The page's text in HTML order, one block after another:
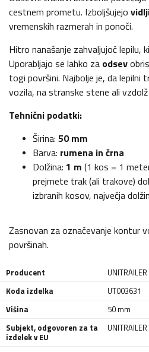
cestnem prometu. Izboljšujejo
vremenskih razmerah in ponoči.
Hitro nanašanje zahvaljujoč lepilu,
Uporabljajo se lahko za odsev
togi površini. Najbolje je, da lepilni
vozila, na stranske stene ali
Tehnični podatki:
Širina: 50 mm
Barva: rumena in črna
Dolžina: 1 m (1 kos = 1
prejmete trak (ali trakove)
izbranih kosov, največja
Zasnovan za označevanje kontur
površinah.
Producent
UNITRAILER
Koda izdelka
UT003631
Višina
50 mm
Subjekt, odgovoren za ta
izdelek v EU